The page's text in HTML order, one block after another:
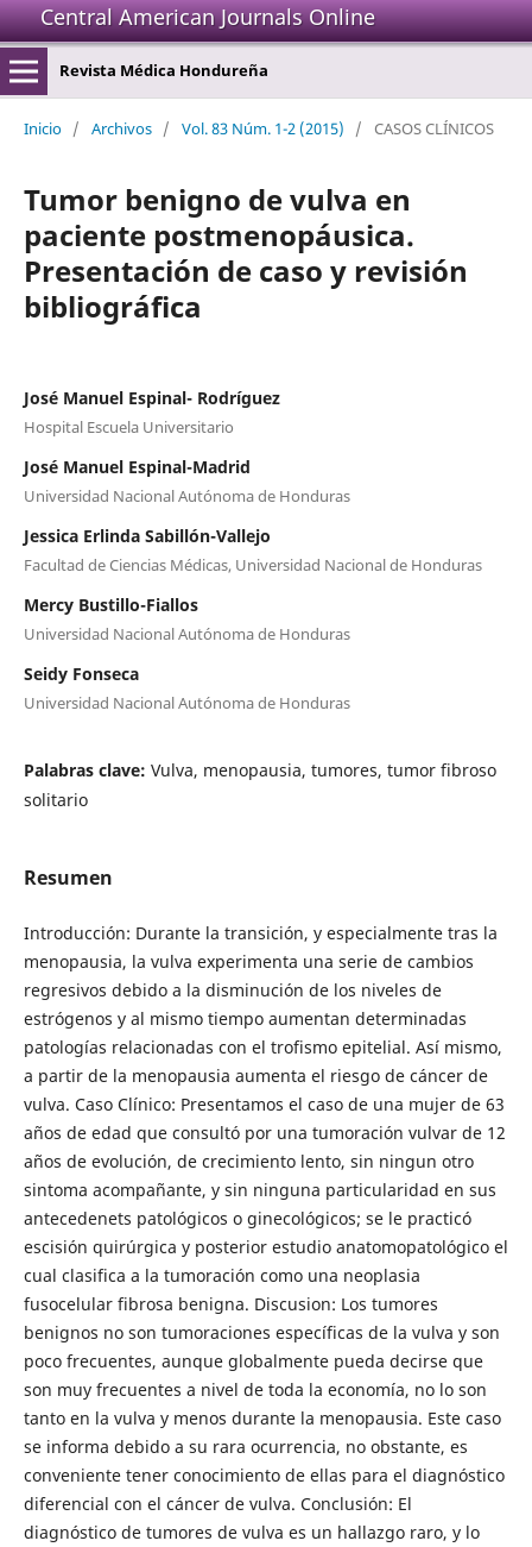
Central American Journals Online
Revista Médica Hondureña
Inicio / Archivos / Vol. 83 Núm. 1-2 (2015) / CASOS CLÍNICOS
Tumor benigno de vulva en
paciente postmenopáusica.
Presentación de caso y revisión
bibliográfica
José Manuel Espinal- Rodríguez
Hospital Escuela Universitario
José Manuel Espinal-Madrid
Universidad Nacional Autónoma de Honduras
Jessica Erlinda Sabillón-Vallejo
Facultad de Ciencias Médicas, Universidad Nacional de Honduras
Mercy Bustillo-Fiallos
Universidad Nacional Autónoma de Honduras
Seidy Fonseca
Universidad Nacional Autónoma de Honduras
Palabras clave: Vulva, menopausia, tumores, tumor fibroso
solitario
Resumen
Introducción: Durante la transición, y especialmente tras la
menopausia, la vulva experimenta una serie de cambios
regresivos debido a la disminución de los niveles de
estrógenos y al mismo tiempo aumentan determinadas
patologías relacionadas con el trofismo epitelial. Así mismo,
a partir de la menopausia aumenta el riesgo de cáncer de
vulva. Caso Clínico: Presentamos el caso de una mujer de 63
años de edad que consultó por una tumoración vulvar de 12
años de evolución, de crecimiento lento, sin ningun otro
sintoma acompañante, y sin ninguna particularidad en sus
antecedenets patológicos o ginecológicos; se le practicó
escisión quirúrgica y posterior estudio anatomopatológico el
cual clasifica a la tumoración como una neoplasia
fusocelular fibrosa benigna. Discusion: Los tumores
benignos no son tumoraciones específicas de la vulva y son
poco frecuentes, aunque globalmente pueda decirse que
son muy frecuentes a nivel de toda la economía, no lo son
tanto en la vulva y menos durante la menopausia. Este caso
se informa debido a su rara ocurrencia, no obstante, es
conveniente tener conocimiento de ellas para el diagnóstico
diferencial con el cáncer de vulva. Conclusión: El
diagnóstico de tumores de vulva es un hallazgo raro, y lo